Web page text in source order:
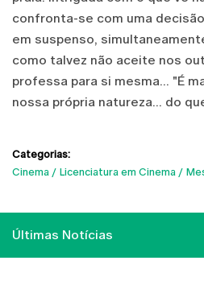
confronta-se com uma
em suspenso,
como talvez não aceite nos
professa para si mesma... "É
nossa própria natureza... do
Categorias:
Cinema
Licenciatura em Cinema
Últimas Notícias